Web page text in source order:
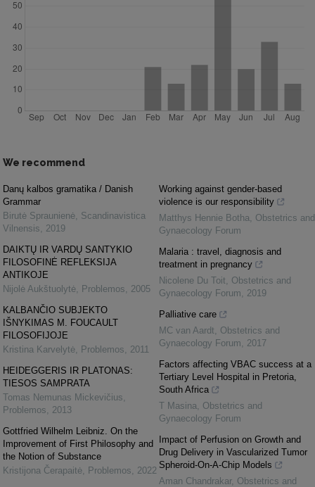
We recommend
Danų kalbos gramatika / Danish
Grammar
Birutė Spraunienė Scandinavistica
Vilnensis
2019
DAIKTŲ IR VARDŲ SANTYKIO
FILOSOFINĖ REFLEKSIJA
ANTIKOJE
Nijolė Aukštuolytė Problemos
2005
KALBANČIO SUBJEKTO
IŠNYKIMAS M. FOUCAULT
FILOSOFIJOJE
Kristina Karvelytė Problemos
2011
HEIDEGGERIS IR PLATONAS:
TIESOS SAMPRATA
Tomas Nemunas Mickevičius
Problemos
2013
Gottfried Wilhelm Leibniz. On the
Improvement of First Philosophy and
the Notion of Substance
Kristijona Čerapaitė Problemos 2022
Working against gender-based
violence is our responsibility
Matthys Hennie Botha
Obstetrics and
Gynaecology Forum
Malaria : travel, diagnosis and
treatment in pregnancy
Nicolene Du Toit
Obstetrics and
Gynaecology Forum
2019
Palliative care
MC van Aardt
Obstetrics and
Gynaecology Forum
2017
Factors affecting VBAC success at a
Tertiary Level Hospital in Pretoria,
South Africa
T Masina
Obstetrics and
Gynaecology Forum
Impact of Perfusion on Growth and
Drug Delivery in Vascularized Tumor
Spheroid-On-A-Chip Models
Aman Chandrakar, Obstetrics and